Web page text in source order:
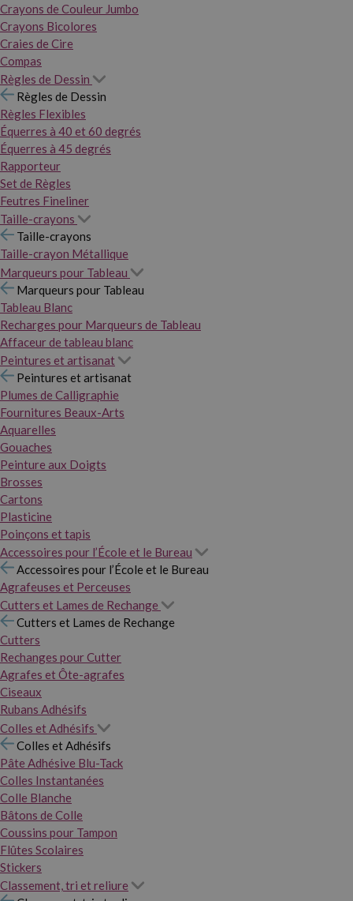
Crayons de Couleur Jumbo
Crayons Bicolores
Craies de Cire
Compas
Règles de Dessin
Règles de Dessin
Règles Flexibles
Équerres à 40 et 60 degrés
Équerres à 45 degrés
Rapporteur
Set de Règles
Feutres Fineliner
Taille-crayons
Taille-crayons
Taille-crayon Métallique
Marqueurs pour Tableau
Marqueurs pour Tableau
Tableau Blanc
Recharges pour Marqueurs de Tableau
Affaceur de tableau blanc
Peintures et artisanat
Peintures et artisanat
Plumes de Calligraphie
Fournitures Beaux-Arts
Aquarelles
Gouaches
Peinture aux Doigts
Brosses
Cartons
Plasticine
Poinçons et tapis
Accessoires pour l’École et le Bureau
Accessoires pour l’École et le Bureau
Agrafeuses et Perceuses
Cutters et Lames de Rechange
Cutters et Lames de Rechange
Cutters
Rechanges pour Cutter
Agrafes et Ôte-agrafes
Ciseaux
Rubans Adhésifs
Colles et Adhésifs
Colles et Adhésifs
Pâte Adhésive Blu-Tack
Colles Instantanées
Colle Blanche
Bâtons de Colle
Coussins pour Tampon
Flûtes Scolaires
Stickers
Classement, tri et reliure